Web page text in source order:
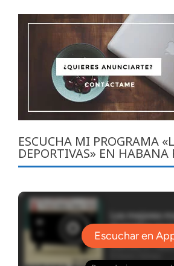
ESCUCHA MI PROGRAMA
DEPORTIVAS» EN HABANA